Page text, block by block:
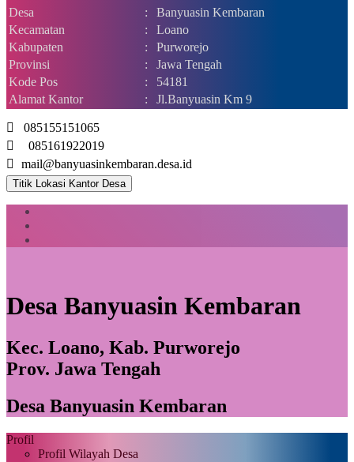
Desa :
Banyuasin Kembaran
Kecamatan
:
Loano
Kabupaten
:
Purworejo
Provinsi
:
Jawa Tengah
Kode Pos
:
54181
Alamat Kantor
: Jl.Banyuasin Km 9
085155151065
085161922019
mail@banyuasinkembaran.desa.id
Titik Lokasi Kantor Desa
Desa Banyuasin Kembaran
Kec. Loano, Kab. Purworejo
Prov. Jawa Tengah
Desa Banyuasin Kembaran
Profil
Profil Wilayah Desa